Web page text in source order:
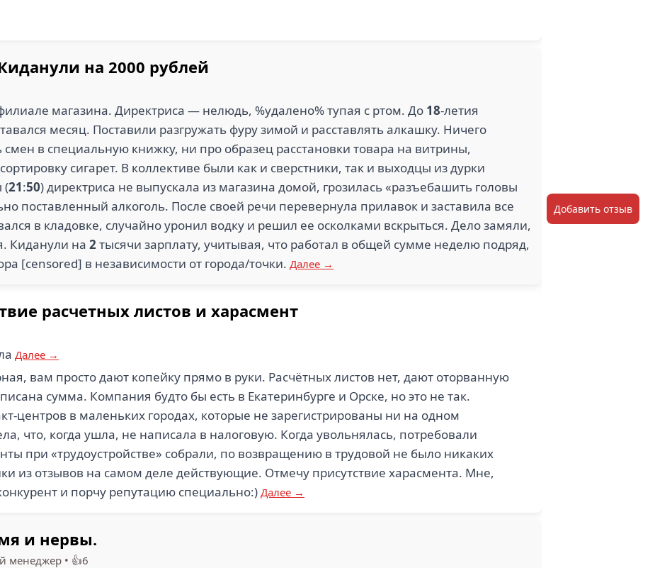
на 2000 рублей
магазина. Директриса — нелюдь, %удалено% тупая с ртом. До 18-летия
месяц. Поставили разгружать фуру зимой и расставлять алкашку. Ничего
смен в специальную книжку, ни про образец расстановки товара на витрины,
сигарет. В коллективе были как и сверстники, так и выходцы из дурки
(21:50) директриса не выпускала из магазина домой, грозилась «разъебашить головы
поставленный алкоголь. После своей речи перевернула прилавок и заставила все
в кладовке, случайно уронил водку и решил ее осколками вскрыться. Дело замяли,
Киданули на 2тысячи зарплату, учитывая, что работал в общей сумме неделю подряд,
[censored] в независимости от города/точки. Далее →
расчетных листов и харасмент
Далее →
вам просто дают копейку прямо в руки. Расчётных листов нет, дают оторванную
сумма. Компания будто бы есть в Екатеринбурге и Орске, но это не так.
центров в маленьких городах, которые не зарегистрированы ни на одном
что, когда ушла, не написала в налоговую. Когда увольнялась, потребовали
при «трудоустройстве» собрали, по возвращению в трудовой не было никаких
из отзывов на самом деле действующие. Отмечу присутствие харасмента. Мне,
и порчу репутацию специально:) Далее →
и нервы.
менеджер • 👍6
Добавить отзыв